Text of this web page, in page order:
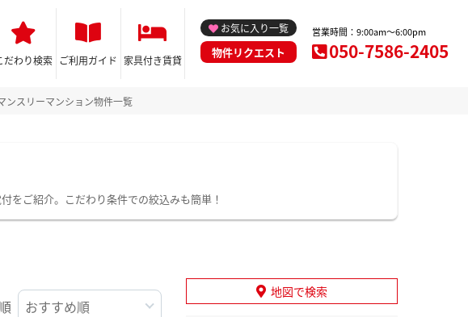
だわり検索 ご利用ガイド 家具付き賃貸
お気に入り一覧
物件リクエスト
営業時間：9:00am～6:00pm
050-7586-2405
ンスリーマンション物件一覧
をご紹介。こだわり条件での絞込みも簡単！
地図で検索